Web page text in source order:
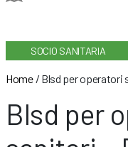
SOCIO SANITARIA
Home/ Blsd per operatori
Blsd per